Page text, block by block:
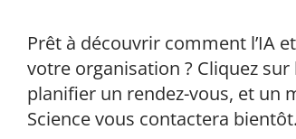
Prêt à découvrir comment l’IA
votre organisation ? Cliquez
planifier un rendez-vous, et un
Science vous contactera bientôt.